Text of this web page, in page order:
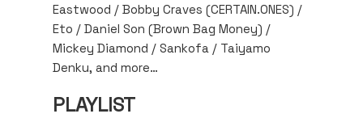
Eastwood / Bobby Craves (CERTAIN.ONES) /
Eto / Daniel Son (Brown Bag Money) /
Mickey Diamond / Sankofa / Taiyamo
Denku, and more…
PLAYLIST